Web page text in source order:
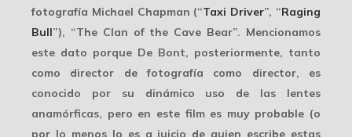
fotografía Michael Chapman (“Taxi Driver”, “Raging
Bull”), “The Clan of the Cave Bear”. Mencionamos
este dato porque De Bont, posteriormente, tanto
como director de fotografía como director, es
conocido por su dinámico uso de las lentes
anamórficas, pero en este film es muy probable (o
por lo menos lo es a juicio de quien escribe estas